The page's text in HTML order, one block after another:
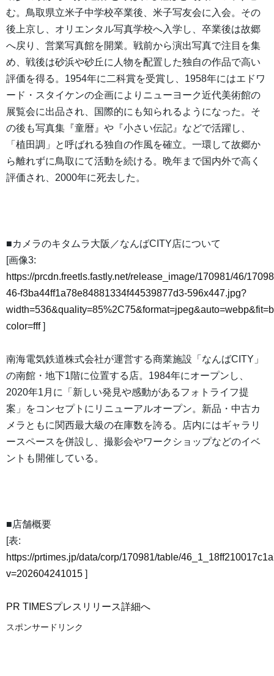
む。鳥取県立米子中学校卒業後、米子写友会に入会。その
後上京し、オリエンタル写真学校へ入学し、卒業後は故郷
へ戻り、営業写真館を開業。戦前から演出写真で注目を集
め、戦後は砂浜や砂丘に人物を配置した独自の作品で高い
評価を得る。1954年に二科賞を受賞し、1958年にはエドワ
ード・スタイケンの企画によりニューヨーク近代美術館の
展覧会に出品され、国際的にも知られるようになった。そ
の後も写真集『童暦』や『小さい伝記』などで活躍し、
「植田調」と呼ばれる独自の作風を確立。一環して故郷か
ら離れずに鳥取にて活動を続ける。晩年まで国内外で高く
評価され、2000年に死去した。
■カメラのキタムラ大阪／なんばCITY店について
[画像3:
https://prcdn.freetls.fastly.net/release_image/170981/46/
46-f3ba44ff1a78e84881334f44539877d3-596x447.jpg?
color=fff]
南海電気鉄道株式会社が運営する商業施設「なんばCITY」
の南館・地下1階に位置する店。1984年にオープンし、
2020年1月に「新しい発見や感動があるフォトライフ提
案」をコンセプトにリニューアルオープン。新品・中古カ
メラともに関西最大級の在庫数を誇る。店内にはギャラリ
ースペースを併設し、撮影会やワークショップなどのイベ
ントも開催している。
■店舗概要
[表:
https://prtimes.jp/data/corp/170981/table/
v=202604241015 ]
PR TIMESプレスリリース詳細へ
スポンサードリンク